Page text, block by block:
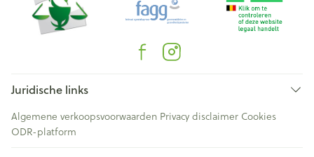
Juridische links
Algemene verkoopsvoorwaarden Privacy disclaimer Cookies
ODR-platform